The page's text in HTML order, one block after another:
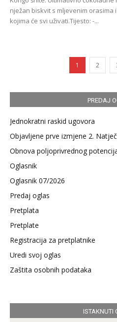
nježan biskvit s mljevenim orasima
kojima će svi uživati.Tijesto: -...
1 2
PREDAJ
Jednokratni raskid ugovora
Objavljene prve izmjene 2.
Obnova poljoprivrednog
Oglasnik
Oglasnik 07/2026
Predaj oglas
Pretplata
Pretplate
Registracija za pretplatnike
Uredi svoj oglas
Zaštita osobnih podataka
ISTAKNUTI